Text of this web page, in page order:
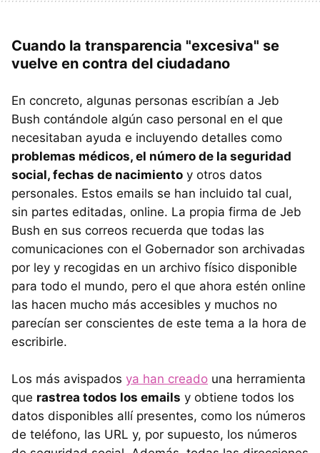
Cuando la transparencia "excesiva" se
vuelve en contra del ciudadano
En concreto, algunas personas escribían a Jeb
Bush contándole algún caso personal en el que
necesitaban ayuda e incluyendo detalles como
problemas médicos, el número de la seguridad
social, fechas de nacimiento y otros datos
personales. Estos emails se han incluido tal cual,
sin partes editadas, online. La propia firma de Jeb
Bush en sus correos recuerda que todas las
comunicaciones con el Gobernador son archivadas
por ley y recogidas en un archivo físico disponible
para todo el mundo, pero el que ahora estén online
las hacen mucho más accesibles y muchos no
parecían ser conscientes de este tema a la hora de
escribirle.
Los más avispados ya han creado una herramienta
que rastrea todos los emails y obtiene todos los
datos disponibles allí presentes, como los números
de teléfono, las URL y, por supuesto, los números